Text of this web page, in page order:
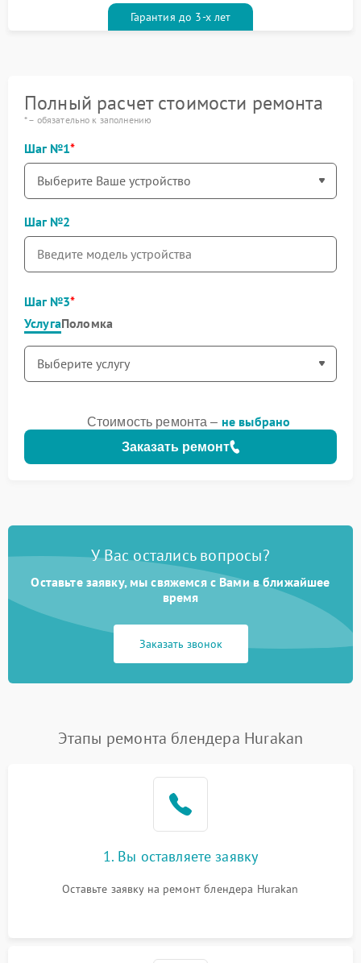
Гарантия до 3-х лет
Полный расчет стоимости ремонта
* – обязательно к заполнению
Шаг №1
Шаг №2
Шаг №3
УслугаПоломка
Заказать ремонт
Стоимость ремонта – не выбрано
У Вас остались вопросы?
Оставьте заявку, мы свяжемся с Вами в ближайшее
время
Заказать звонок
Этапы ремонта блендера Hurakan
1. Вы оставляете заявку
Оставьте заявку на ремонт блендера Hurakan